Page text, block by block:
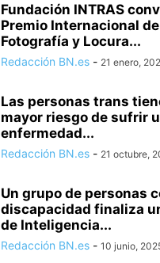
Fundación INTRAS
Premio Internacional de
Fotografía y Locura...
Redacción BN.es - 21 enero,
Las personas trans
mayor riesgo de sufrir
enfermedad...
Redacción BN.es - 21 octubre,
Un grupo de personas
discapacidad finaliza
de Inteligencia...
Redacción BN.es - 10 junio,